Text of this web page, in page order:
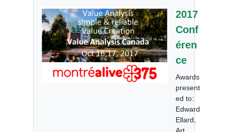
2017
Conf
éren
ce
Awards
present
ed to:
Edward
Ellard,
Art